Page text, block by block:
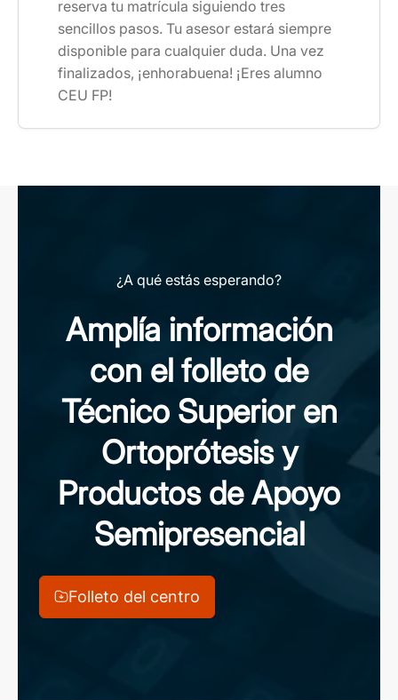
reserva tu matrícula siguiendo tres
sencillos pasos. Tu asesor estará siempre
disponible para cualquier duda. Una vez
finalizados, ¡enhorabuena! ¡Eres alumno
CEU FP!
¿A qué estás esperando?
Amplía información
con el folleto de
Técnico Superior en
Ortoprótesis y
Productos de Apoyo
Semipresencial
Folleto del centro